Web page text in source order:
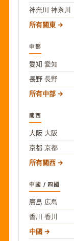
神奈川 神奈川
所有關東
中部
愛知 愛知
長野 長野
所有中部
關西
大阪 大阪
京都 京都
所有關西
中國 / 四國
廣島 広島
香川 香川
中國